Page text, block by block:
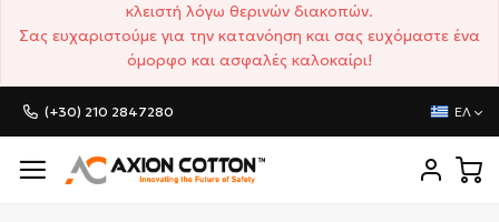
κλειστή λόγω θερινών διακοπών.
Σας ευχαριστούμε για την κατανόηση και σας ευχόμαστε ένα
όμορφο και ασφαλές καλοκαίρι!
(+30) 210 2847280 ΕΛ